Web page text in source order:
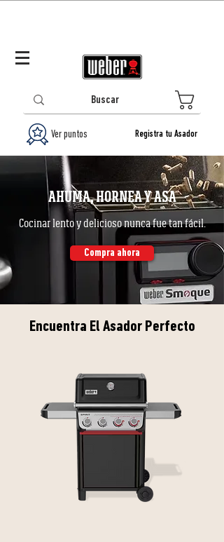
Ver puntos Registra tu Asador
AHUMA, HORNEA Y ASA
Cocinar lento y delicioso nunca fue tan fácil.
Compra ahora
Encuentra El Asador Perfecto